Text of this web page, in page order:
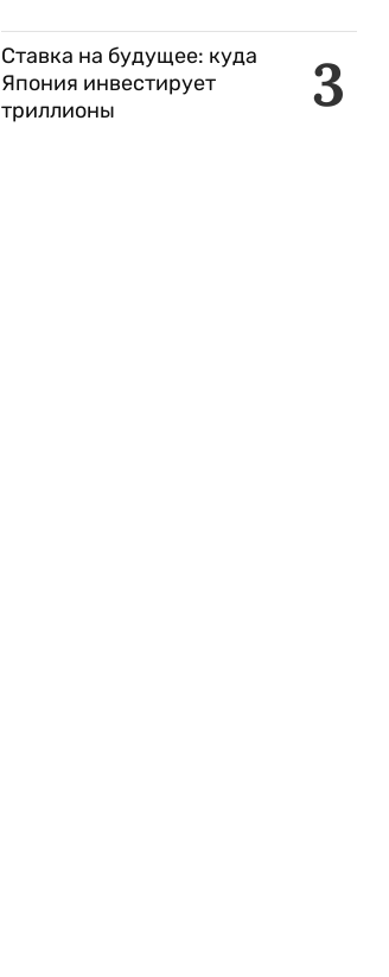
3
Ставка на будущее: куда
Япония инвестирует
триллионы